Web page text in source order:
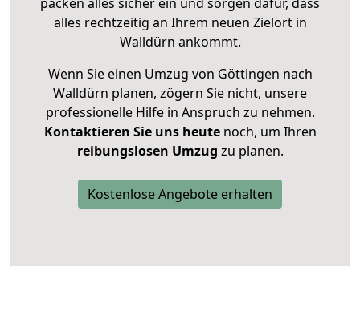
alles rechtzeitig an Ihrem neuen Zielort in
Walldürn ankommt.
Wenn Sie einen Umzug von Göttingen nach
Walldürn planen, zögern Sie nicht, unsere
professionelle Hilfe in Anspruch zu nehmen.
Kontaktieren Sie uns heutenoch, um Ihren
reibungslosen Umzug zu planen.
Kostenlose Angebote erhalten